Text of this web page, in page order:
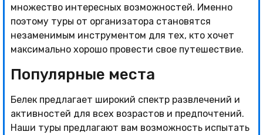
множество интересных возможностей. Именно
поэтому туры от организатора становятся
незаменимым инструментом для тех, кто хочет
максимально хорошо провести свое путешествие.
Популярные места
Белек предлагает широкий спектр развлечений и
активностей для всех возрастов и предпочтений.
Наши туры предлагают вам возможность испытать